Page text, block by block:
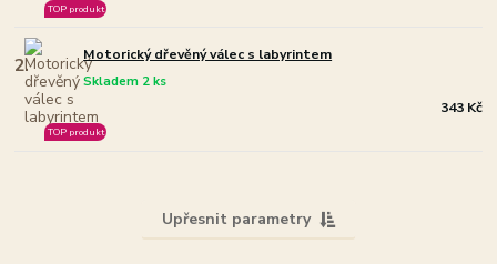
TOP produkt
2. Motorický dřevěný válec s labyrintem
Skladem 2 ks
TOP produkt
343 Kč
Upřesnit parametry